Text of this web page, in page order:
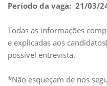
Período da vaga: 21/03/
Todas as informações
e explicadas aos
possível entrevista.
*Não esqueçam de nos